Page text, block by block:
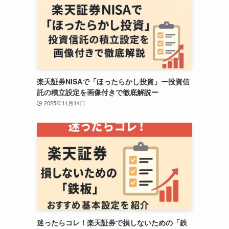
楽天証券NISAで「ほったらかし投資」ー投資信
託の積立設定を画像付きで徹底解説ー
2025年11月14日
迷ったらコレ！楽天証券で損しないための「鉄